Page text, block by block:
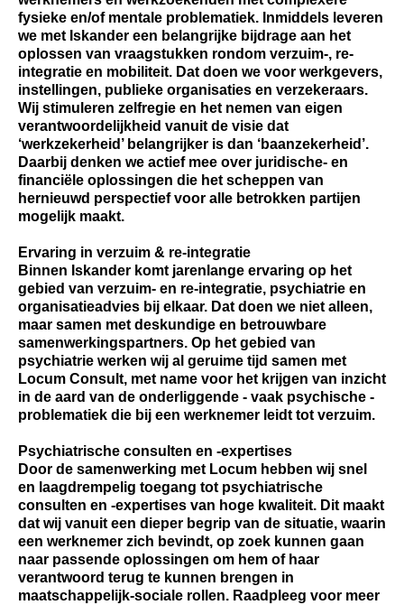
fysieke en/of mentale problematiek. Inmiddels leveren
we met Iskander een belangrijke bijdrage aan het
oplossen van vraagstukken rondom verzuim-, re-
integratie en mobiliteit. Dat doen we voor werkgevers,
instellingen, publieke organisaties en verzekeraars.
Wij stimuleren zelfregie en het nemen van eigen
verantwoordelijkheid vanuit de visie dat
‘werkzekerheid’ belangrijker is dan ‘baanzekerheid’.
Daarbij denken we actief mee over juridische- en
financiële oplossingen die het scheppen van
hernieuwd perspectief voor alle betrokken partijen
mogelijk maakt.
Ervaring in verzuim & re-integratie
Binnen Iskander komt jarenlange ervaring op het
gebied van verzuim- en re-integratie, psychiatrie en
organisatieadvies bij elkaar. Dat doen we niet alleen,
maar samen met deskundige en betrouwbare
samenwerkingspartners. Op het gebied van
psychiatrie werken wij al geruime tijd samen met
Locum Consult, met name voor het krijgen van inzicht
in de aard van de onderliggende - vaak psychische -
problematiek die bij een werknemer leidt tot verzuim.
Psychiatrische consulten en -expertises
Door de samenwerking met Locum hebben wij snel
en laagdrempelig toegang tot psychiatrische
consulten en -expertises van hoge kwaliteit. Dit maakt
dat wij vanuit een dieper begrip van de situatie, waarin
een werknemer zich bevindt, op zoek kunnen gaan
naar passende oplossingen om hem of haar
verantwoord terug te kunnen brengen in
maatschappelijk-sociale rollen. Raadpleeg voor meer